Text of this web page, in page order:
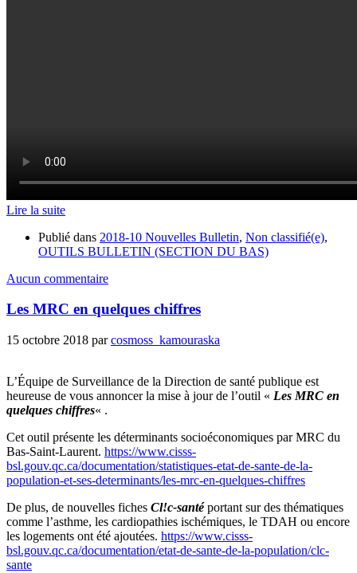
Lire la suite
Publié dans 2018-10 Nouvelles Bulletin, Non classifié(e),
OUTILS BULLETIN (SECTION DU BAS)
Aucun commentaire
Les MRC en quelques chiffres
15 octobre 2018 parcosmoss_kamouraska
L’Équipe de Surveillance de la Direction de santé publique est
heureuse de vous annoncer la mise à jour de l’outil « Les MRC en
quelques chiffres« .
Cet outil présente les déterminants socioéconomiques par MRC du
Bas-Saint-Laurent. https://www.cisss-
bsl.gouv.qc.ca/documentation/statistiques-etat-de-sante-de-la-
population-et-ses-determinants/les-mrc-en-quelques-chiffres
De plus, de nouvelles fiches Cl!c-santéportant sur des thématiques
comme l’asthme, les cardiopathies ischémiques, le TDAH ou encore
les logements ont été ajoutées. https://www.cisss-
bsl.gouv.qc.ca/documentation/etat-de-sante-de-la-population/clc-
sante